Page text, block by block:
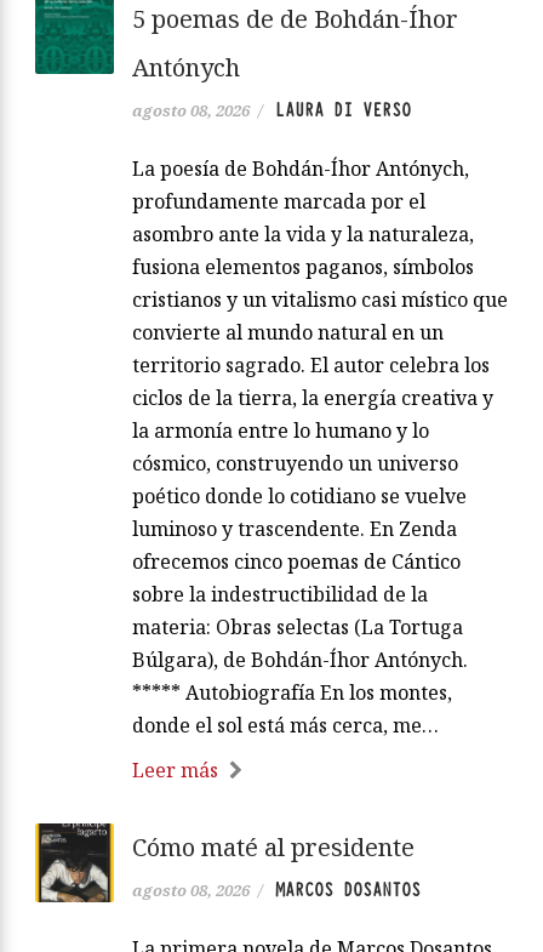
5 poemas de de Bohdán-Íhor
Antónych
agosto 08, 2026 / LAURA DI VERSO
La poesía de Bohdán-Íhor Antónych,
profundamente marcada por el
asombro ante la vida y la naturaleza,
fusiona elementos paganos, símbolos
cristianos y un vitalismo casi místico que
convierte al mundo natural en un
territorio sagrado. El autor celebra los
ciclos de la tierra, la energía creativa y
la armonía entre lo humano y lo
cósmico, construyendo un universo
poético donde lo cotidiano se vuelve
luminoso y trascendente. En Zenda
ofrecemos cinco poemas de Cántico
sobre la indestructibilidad de la
materia: Obras selectas (La Tortuga
Búlgara), de Bohdán-Íhor Antónych.
***** Autobiografía En los montes,
donde el sol está más cerca, me…
Leer más
Cómo maté al presidente
agosto 08, 2026 / MARCOS DOSANTOS